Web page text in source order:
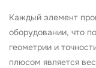
Каждый элемент
оборудовании, что
геометрии и
плюсом является